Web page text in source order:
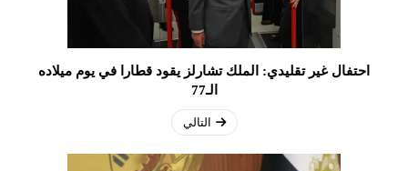
احتفال غير تقليدي: الملك تشارلز يقود قطارا في يوم ميلاده
الـ77
التالي